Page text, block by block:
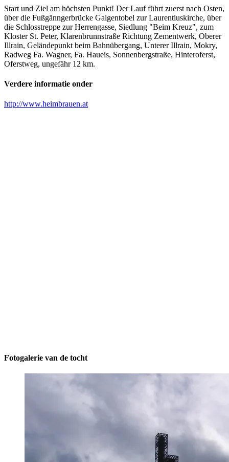
Start und Ziel am höchsten Punkt! Der Lauf führt zuerst nach Osten,
über die Fußgänngerbrücke Galgentobel zur Laurentiuskirche, über
die Schlosstreppe zur Herrengasse, Siedlung "Beim Kreuz", zum
Kloster St. Peter, Klarenbrunnstraße Richtung Zementwerk, Oberer
Illrain, Geländepunkt beim Bahnübergang, Unterer Illrain, Mokry,
Radweg Fa. Wagner, Fa. Haueis, Sonnenbergstraße, Hinteroferst,
Oferstweg, ungefähr 12 km.
Verdere informatie onder
http://www.heimbrauen.at
Fotogalerie van de tocht